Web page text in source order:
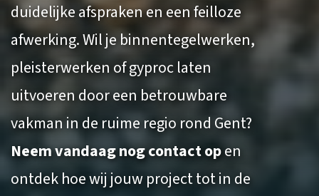
duidelijke afspraken en een feilloze
afwerking. Wil je binnentegelwerken,
pleisterwerken of gyproc laten
uitvoeren door een betrouwbare
vakman in de ruime regio rond Gent?
Neem vandaag nog contact open
ontdek hoe wij jouw project tot in de